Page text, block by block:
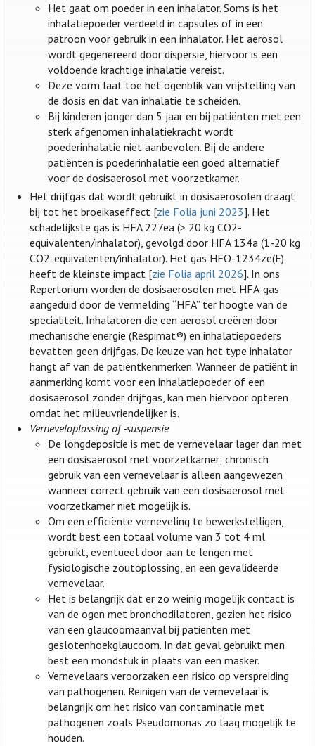
Het gaat om poeder in een inhalator. Soms is het
inhalatiepoeder verdeeld in capsules of in een
patroon voor gebruik in een inhalator. Het aerosol
wordt gegenereerd door dispersie, hiervoor is een
voldoende krachtige inhalatie vereist.
Deze vorm laat toe het ogenblik van vrijstelling van
de dosis en dat van inhalatie te scheiden.
Bij kinderen jonger dan 5 jaar en bij patiënten met een
sterk afgenomen inhalatiekracht wordt
poederinhalatie niet aanbevolen. Bij de andere
patiënten is poederinhalatie een goed alternatief
voor de dosisaerosol met voorzetkamer.
Het drijfgas dat wordt gebruikt in dosisaerosolen draagt
bij tot het broeikaseffect [zie Folia juni 2023]. Het
schadelijkste gas is HFA 227ea (> 20 kg CO2-
equivalenten/inhalator), gevolgd door HFA 134a (1-20 kg
CO2-equivalenten/inhalator). Het gas HFO-1234ze(E)
heeft de kleinste impact [zie Folia april 2026]. In ons
Repertorium worden de dosisaerosolen met HFA-gas
aangeduid door de vermelding “HFA” ter hoogte van de
specialiteit. Inhalatoren die een aerosol creëren door
mechanische energie (Respimat®) en inhalatiepoeders
bevatten geen drijfgas. De keuze van het type inhalator
hangt af van de patiëntkenmerken. Wanneer de patiënt in
aanmerking komt voor een inhalatiepoeder of een
dosisaerosol zonder drijfgas, kan men hiervoor opteren
omdat het milieuvriendelijker is.
Verneveloplossing of -suspensie
De longdepositie is met de vernevelaar lager dan met
een dosisaerosol met voorzetkamer; chronisch
gebruik van een vernevelaar is alleen aangewezen
wanneer correct gebruik van een dosisaerosol met
voorzetkamer niet mogelijk is.
Om een efficiënte verneveling te bewerkstelligen,
wordt best een totaal volume van 3 tot 4 ml
gebruikt, eventueel door aan te lengen met
fysiologische zoutoplossing, en een gevalideerde
vernevelaar.
Het is belangrijk dat er zo weinig mogelijk contact is
van de ogen met bronchodilatoren, gezien het risico
van een glaucoomaanval bij patiënten met
geslotenhoekglaucoom. In dat geval gebruikt men
best een mondstuk in plaats van een masker.
Vernevelaars veroorzaken een risico op verspreiding
van pathogenen. Reinigen van de vernevelaar is
belangrijk om het risico van contaminatie met
pathogenen zoals Pseudomonas zo laag mogelijk te
houden.